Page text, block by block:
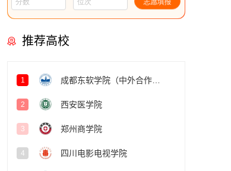
推荐高校
1
2 西安医学院
3 郑州商学院
4 四川电影电视学院